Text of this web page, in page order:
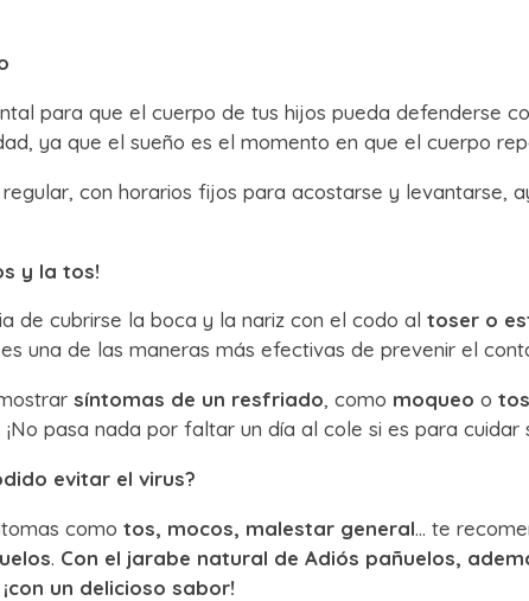
para que el cuerpo de tus hijos pueda defenderse
ya que el sueño es el momento en que el cuerpo
con horarios fijos para acostarse y levantarse,
y la tos!
de cubrirse la boca y la nariz con el codo altoser o
una de las maneras más efectivas de prevenir el
síntomas de un resfriado, como moqueo o
pasa nada por faltar un día al cole si es para cuidar
evitar el virus?
comotos, mocos, malestar general… te
. Con el jarabe natural de Adiós pañuelos,
un delicioso sabor!